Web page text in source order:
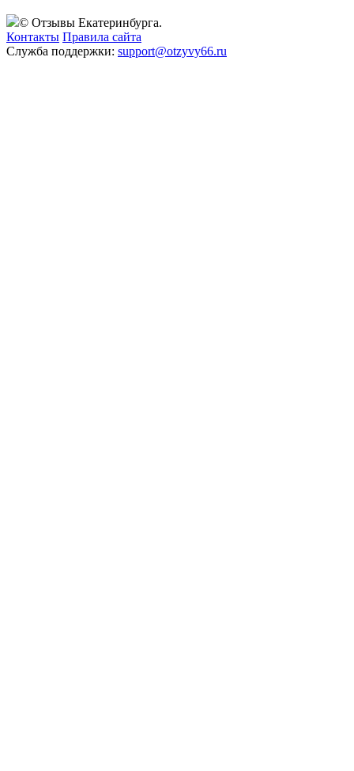
© Отзывы Екатеринбурга.
Контакты Правила сайта
Служба поддержки: support@otzyvy66.ru